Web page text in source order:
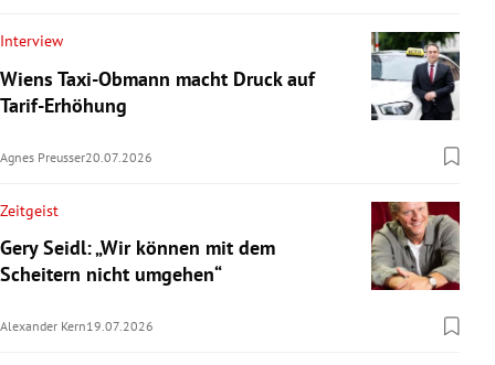
Interview
Wiens Taxi-Obmann macht Druck auf
Tarif-Erhöhung
Agnes Preusser20.07.2026
Zeitgeist
Gery Seidl: „Wir können mit dem
Scheitern nicht umgehen“
Alexander Kern19.07.2026